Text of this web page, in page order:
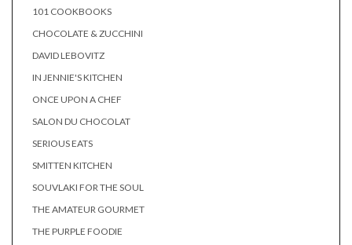
101 COOKBOOKS
CHOCOLATE & ZUCCHINI
DAVID LEBOVITZ
IN JENNIE'S KITCHEN
ONCE UPON A CHEF
SALON DU CHOCOLAT
SERIOUS EATS
SMITTEN KITCHEN
SOUVLAKI FOR THE SOUL
THE AMATEUR GOURMET
THE PURPLE FOODIE